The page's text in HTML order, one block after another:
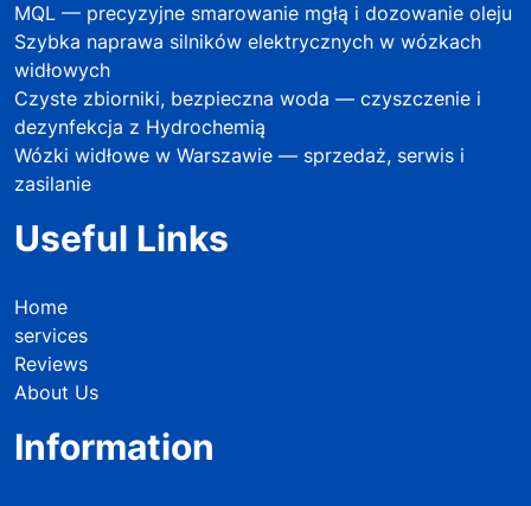
MQL — precyzyjne smarowanie mgłą i dozowanie oleju
Szybka naprawa silników elektrycznych w wózkach
widłowych
Czyste zbiorniki, bezpieczna woda — czyszczenie i
dezynfekcja z Hydrochemią
Wózki widłowe w Warszawie — sprzedaż, serwis i
zasilanie
Useful Links
Home
services
Reviews
About Us
Information